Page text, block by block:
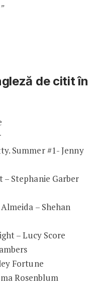
de citit în
Summer #1- Jenny
– Stephanie Garber
– Shehan
– Lucy Score
Fortune
Rosenblum